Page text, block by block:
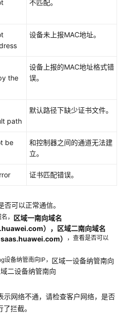
不匹配。
设备未上报MAC地址。
the
设备上报的MAC地址格式错
误。
path
默认路径下缺少证书文件。
be
和控制器之间的通道无法建
立。
证书匹配错误。
否可以正常通信。
， 区域一南向域名
），区域二南向域名
）
，查看是否可以
备纳管南向IP， 区域一设备纳管南向
二设备纳管南向
示网络不通，请检查客户网络，是否
拦截。